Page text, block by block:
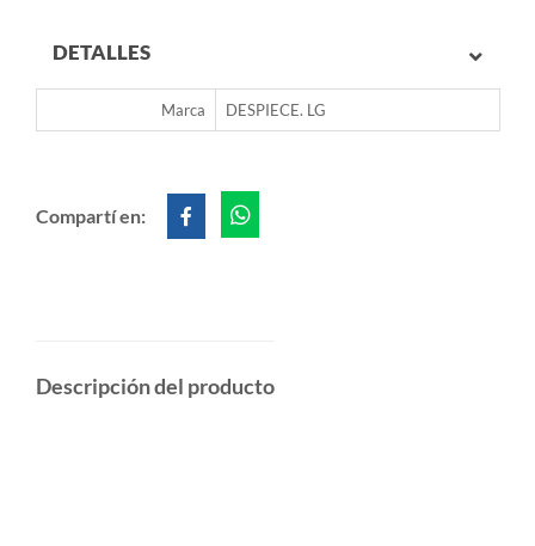
DETALLES
Marca DESPIECE. LG
Compartí en:
Descripción del producto